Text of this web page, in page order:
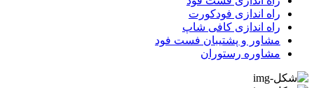
راه اندازی فودکورت
راه اندازی کافی شاپ
مشاور و پشتیبان فست فود
مشاوره رستوران